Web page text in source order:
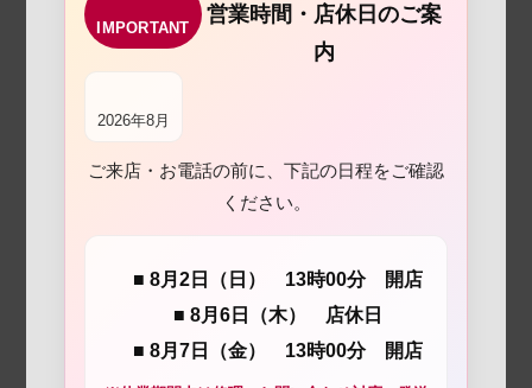
IMPORTANT
営業時間・店休日のご案
内
2026年8月
ご来店・お電話の前に、下記の日程をご確認
ください。
■ 8月2日（日） 13時00分 開店
■ 8月6日（木） 店休日
■ 8月7日（金） 13時00分 開店